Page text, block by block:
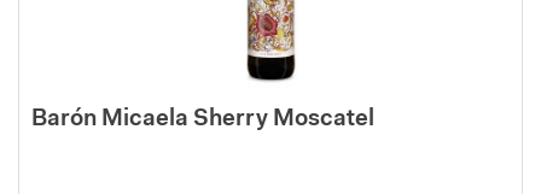
Barón Micaela Sherry Moscatel